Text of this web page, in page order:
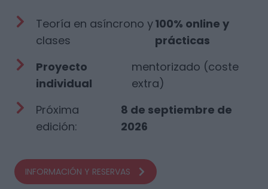
Teoría en asíncrono y
clases
100% online y
prácticas
Proyecto
individual
mentorizado (coste
extra)
Próxima
edición:
8 de septiembre de
2026
INFORMACIÓN Y RESERVAS